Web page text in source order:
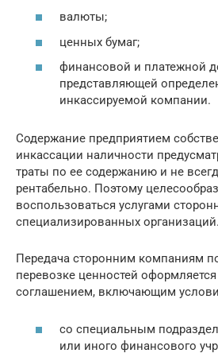
валюты;
ценных бумаг;
финансовой и платежной
представляющей
инкассируемой компании.
Содержание предприятием
инкассации наличности
траты по ее содержанию и не
рентабельно. Поэтому
воспользоваться услугами
специализированных организаций.
Передача сторонним компаниям
перевозке ценностей
соглашением, включающим
со специальным
или иного финансового